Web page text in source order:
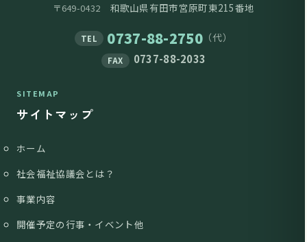
〒649-0432 和歌山県有田市宮原町東215番地
TEL 0737-88-2750（代）
FAX 0737-88-2033
SITEMAP
サイトマップ
ホーム
社会福祉協議会とは？
事業内容
開催予定の行事・イベント他